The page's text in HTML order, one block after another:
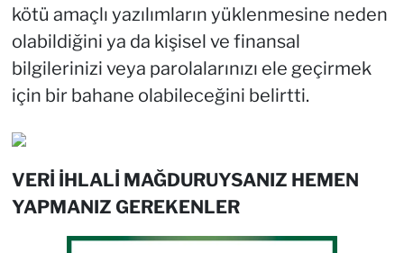
kötü amaçlı yazılımların yüklenmesine neden
olabildiğini ya da kişisel ve finansal
bilgilerinizi veya parolalarınızı ele geçirmek
için bir bahane olabileceğini belirtti.
VERİ İHLALİ MAĞDURUYSANIZ HEMEN
YAPMANIZ GEREKENLER